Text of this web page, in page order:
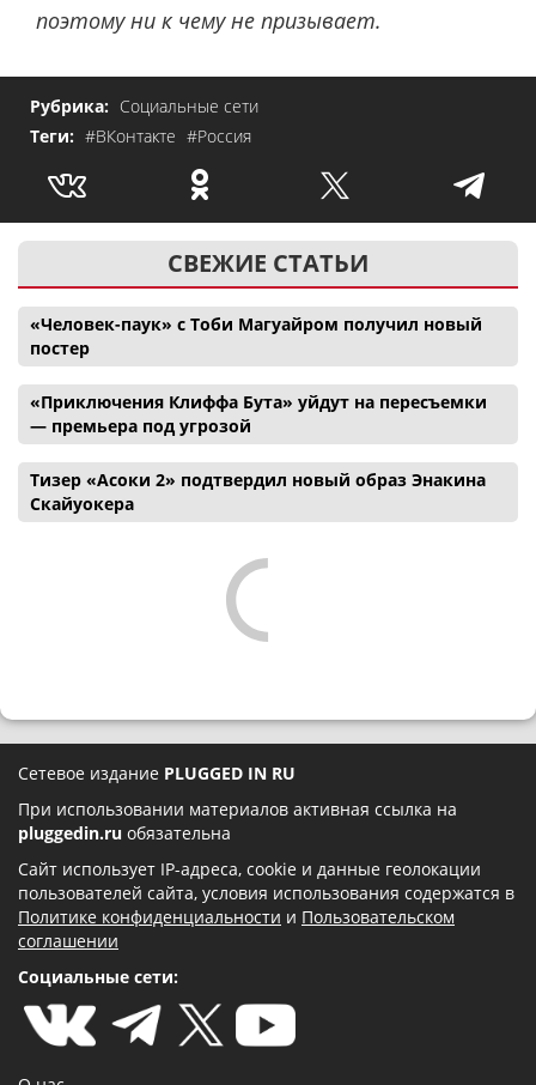
поэтому ни к чему не призывает.
Рубрика: Социальные сети
Теги: #ВКонтакте #Россия
СВЕЖИЕ СТАТЬИ
«Человек-паук» с Тоби Магуайром получил новый
постер
«Приключения Клиффа Бута» уйдут на пересъемки
— премьера под угрозой
Тизер «Асоки 2» подтвердил новый образ Энакина
Скайуокера
Сетевое издание PLUGGED IN RU
При использовании материалов активная ссылка на
pluggedin.ru обязательна
Сайт использует IP-адреса, cookie и данные геолокации
пользователей сайта, условия использования содержатся в
Политике конфиденциальности и Пользовательском
соглашении
Социальные сети: